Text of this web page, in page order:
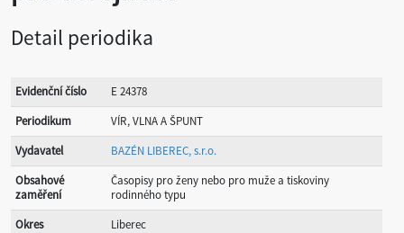
Detail periodika
Evidenční číslo
E 24378
Periodikum
VÍR, VLNA A ŠPUNT
Vydavatel
BAZÉN LIBEREC, s.r.o.
Obsahové
zaměření
Časopisy pro ženy nebo pro muže a tiskoviny
rodinného typu
Okres
Liberec